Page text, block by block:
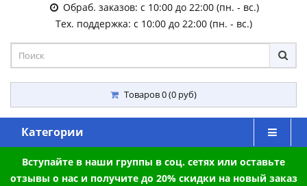
Обраб. заказов: с 10:00 до 22:00 (пн. - вс.)
Тех. поддержка: с 10:00 до 22:00 (пн. - вс.)
Товаров 0 (0 руб)
Категории
Вступайте в наши группы в соц. сетях или оставьте
отзывы о нас и получите до 20% скидки на новый заказ